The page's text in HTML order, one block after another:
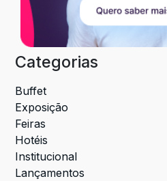
Categorias
Buffet
Exposição
Feiras
Hotéis
Institucional
Lançamentos